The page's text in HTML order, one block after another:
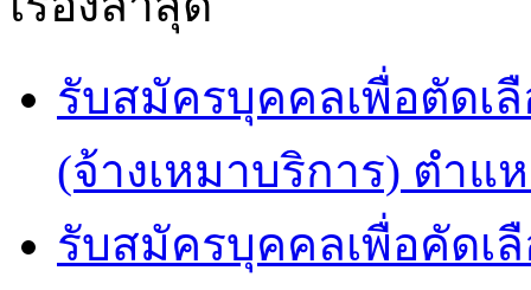
รับสมัครบุคคลเพื่อตัดเ
(จ้างเหมาบริการ) ตำ
รับสมัครบุคคลเพื่อคัดเ